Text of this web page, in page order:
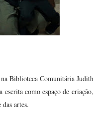
Biblioteca Comunitária Judith
como espaço de criação,
artes.